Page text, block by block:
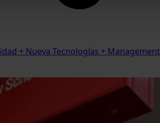
+ Nueva Tecnologías + Management